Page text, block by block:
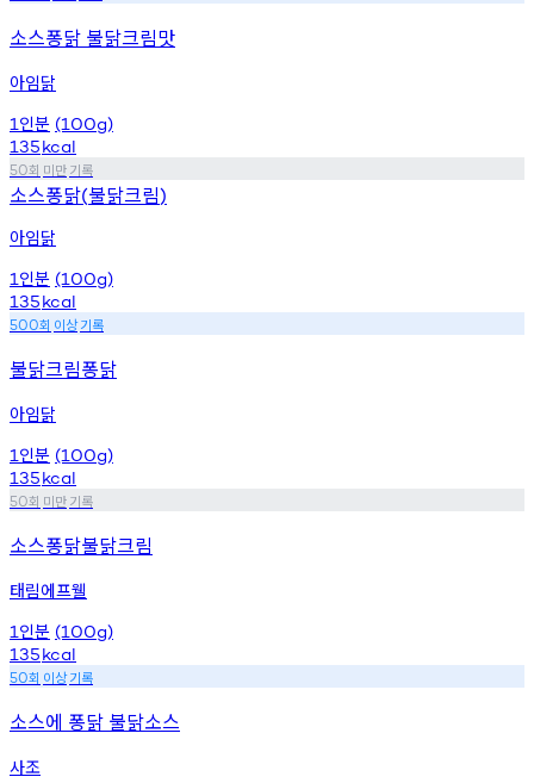
소스퐁닭 불닭크림맛
아임닭
1 인분 (100g)
135kcal
50회 미만기록
소스퐁닭(불닭크림)
아임닭
1 인분 (100g)
135kcal
500회 이상기록
불닭크림퐁닭
아임닭
1 인분 (100g)
135kcal
50회 미만기록
소스퐁닭불닭크림
태림에프웰
1 인분 (100g)
135kcal
50회 이상기록
소스에 퐁닭 불닭소스
사조